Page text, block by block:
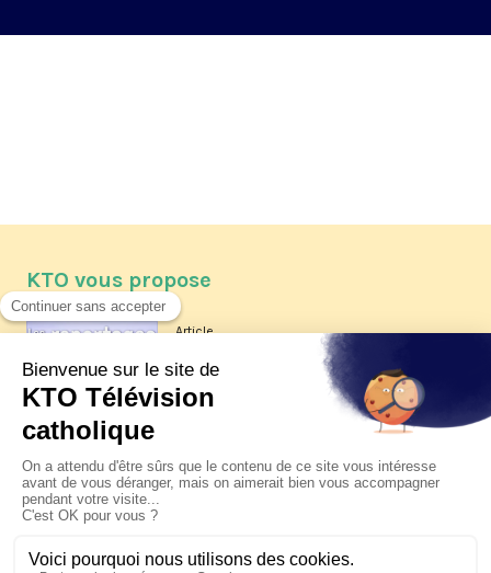
KTO vous propose
Article
Les reportages d'été 2026 de KTO
La visite pastorale du pape Léon
XIV à Assise à suivre sur KTO le
jeudi 6 août
Le pape en Uruguay, Argentine et